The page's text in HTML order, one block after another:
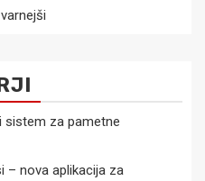
sistem za pametne
– nova aplikacija za